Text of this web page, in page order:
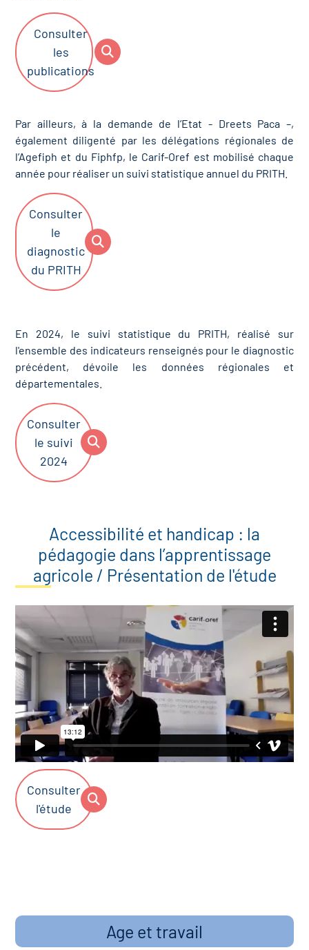
Consulter
les
publications
Par ailleurs, à la demande de l’Etat - Dreets Paca –,
également diligenté par les délégations régionales de
l’Agefiph et du Fiphfp, le Carif-Oref est mobilisé chaque
année pour réaliser un suivi statistique annuel du PRITH.
Consulter
le
diagnostic
du PRITH
En 2024, le suivi statistique du PRITH, réalisé sur
l'ensemble des indicateurs renseignés pour le diagnostic
précédent, dévoile les données régionales et
départementales.
Consulter
le suivi
2024
Accessibilité et handicap : la
pédagogie dans l’apprentissage
agricole / Présentation de l'étude
Consulter
l'étude
Age et travail